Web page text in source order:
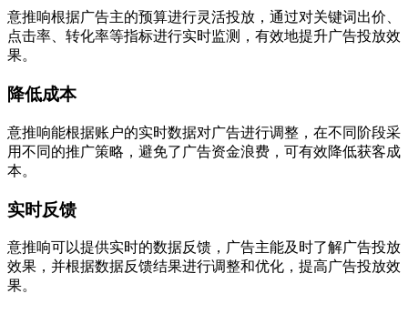
意推响根据广告主的预算进行灵活投放，通过对关键词出价、
点击率、转化率等指标进行实时监测，有效地提升广告投放效
果。
降低成本
意推响能根据账户的实时数据对广告进行调整，在不同阶段采
用不同的推广策略，避免了广告资金浪费，可有效降低获客成
本。
实时反馈
意推响可以提供实时的数据反馈，广告主能及时了解广告投放
效果，并根据数据反馈结果进行调整和优化，提高广告投放效
果。